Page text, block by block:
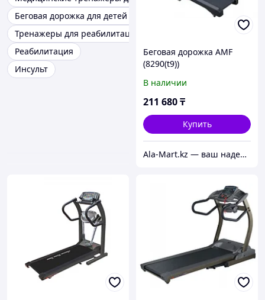
Беговая дорожка для детей дцп
Тренажеры для реабилитации дцп
Реабилитация
Инсульт
Беговая дорожка AMF
(8290(t9))
В наличии
211 680₸
Купить
Ala-Mart.kz — ваш надежный партнер в мире качественных товаров.